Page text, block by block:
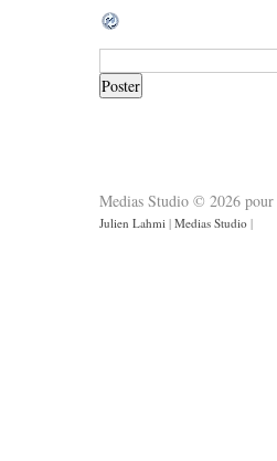
Medias Studio © 2026 pour
Julien Lahmi | Medias Studio |